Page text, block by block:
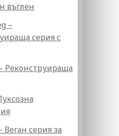
въглен
–
серия с
Реконструираща
Веган серия за